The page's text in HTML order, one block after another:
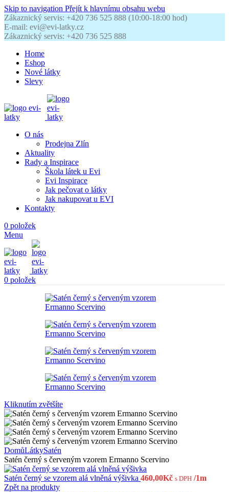
Skip to navigation Přejít k hlavnímu obsahu webu
Zákaznický servis: +420 736 525 888 (10:00-18:00 hod)
E-mail: evi@evi-latky.cz
Zákaznický servis: +420 736 525 888
Home
Eshop
Nové látky
Slevy
O nás
Prodejna Zlín
Aktuality
Rady a Inspirace
Škola látek u Evi
Evi Inspirace
Jak pečovat o látky
Jak nakupovat u EVI
Kontakty
0 položek
Menu
0 položek
Kliknutím zvětšíte
DomůLátkySatén
Satén černý s červeným vzorem Ermanno Scervino
Satén černý se vzorem alá vlněná výšivka 460,00Kč s DPH /1m
Zpět na produkty